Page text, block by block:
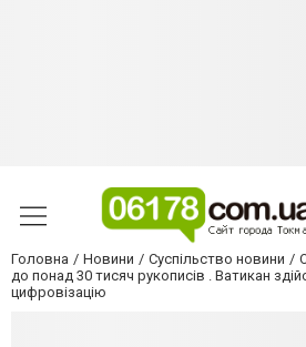
Головна Новини Суспільство новини
до понад 30 тисяч рукописів . Ватикан
цифровізацію